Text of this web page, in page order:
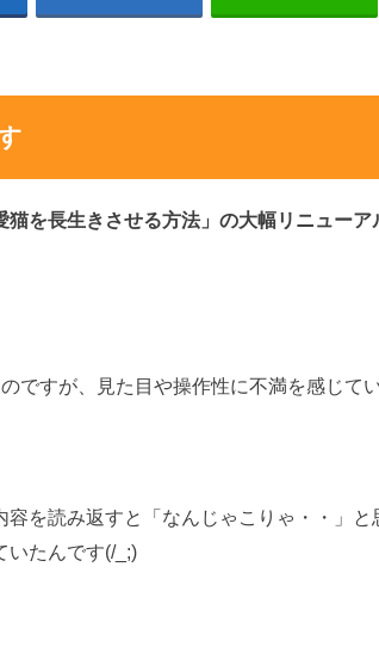
を長生きさせる方法」の大幅リニューア
ですが、見た目や操作性に不満を感じてい
を読み返すと「なんじゃこりゃ・・」と
いたんです(/_;)